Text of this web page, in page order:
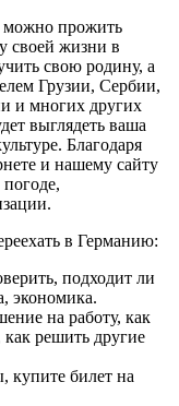
можно прожить
своей жизни в
свою родину, а
Грузии, Сербии,
и многих других
выглядеть ваша
Благодаря
и нашему сайту
в Германию:
подходит ли
экономика.
на работу, как
как решить другие
купите билет на